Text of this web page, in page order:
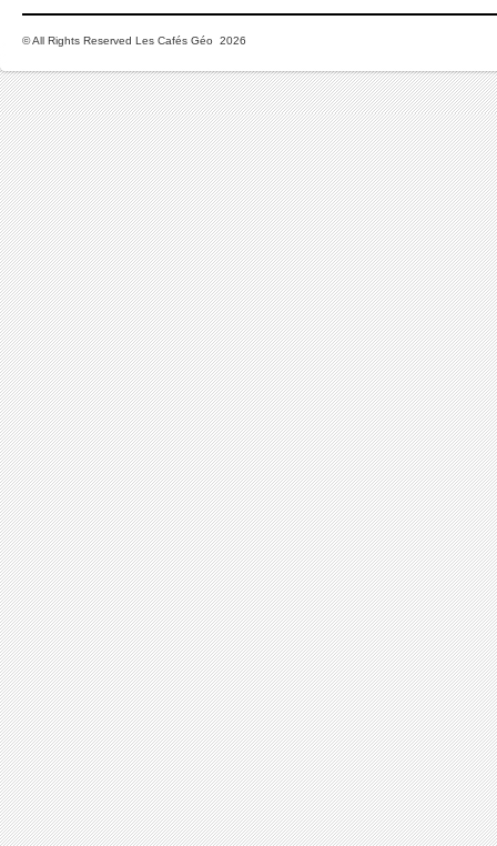
© All Rights Reserved Les Cafés Géo 2026